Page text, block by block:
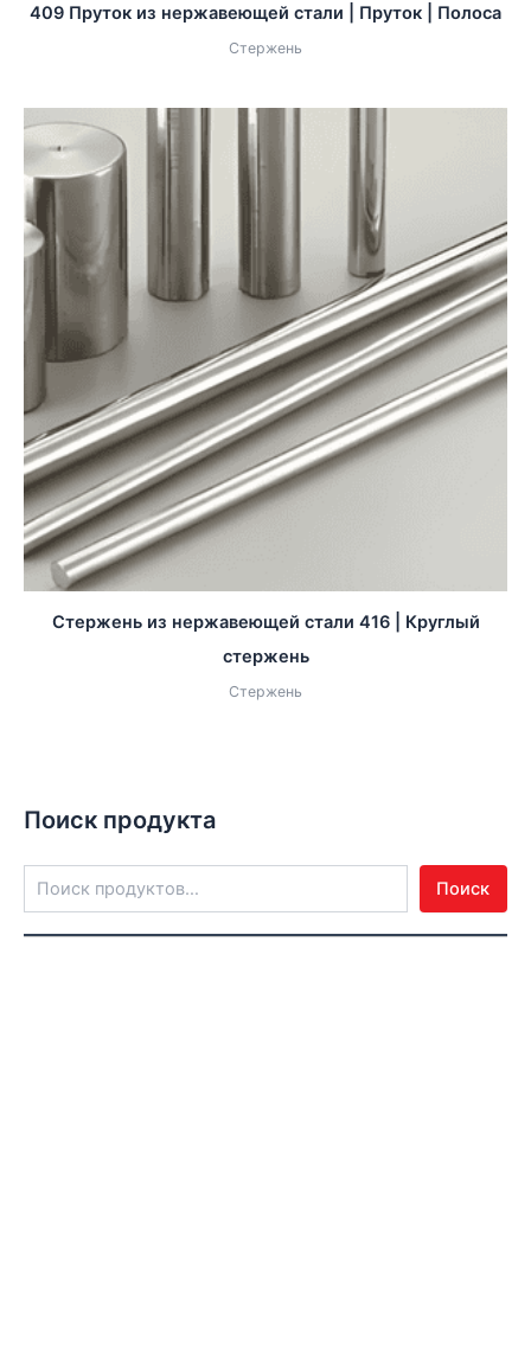
Поиск продукта
Поиск
409 Пруток из нержавеющей стали | Пруток | Полоса
Стержень
Стержень из нержавеющей стали 416 | Круглый
стержень
Стержень